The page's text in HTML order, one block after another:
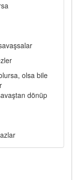
olsa bile
dönüp